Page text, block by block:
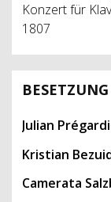
Konzert für
1807
BESETZUNG
Julian
Kristian
Camerata